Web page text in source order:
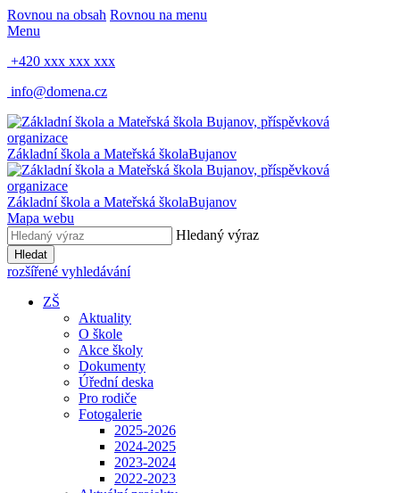
Rovnou na obsah Rovnou na menu
Menu
+420 xxx xxx xxx
info@domena.cz
Základní škola a Mateřská školaBujanov
Základní škola a Mateřská školaBujanov
Mapa webu
Hledaný výraz
Hledat
rozšířené vyhledávání
ZŠ
Aktuality
O škole
Akce školy
Dokumenty
Úřední deska
Pro rodiče
Fotogalerie
2025-2026
2024-2025
2023-2024
2022-2023